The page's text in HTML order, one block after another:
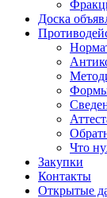
Доска
Формы
Что
Закупки
Контакты
Открытые